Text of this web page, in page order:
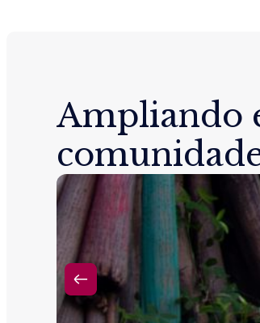
Ampliando